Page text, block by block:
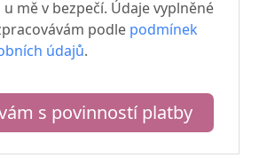
mě v bezpečí. Údaje vyplněné
podle podmínek
údajů.
s povinností platby